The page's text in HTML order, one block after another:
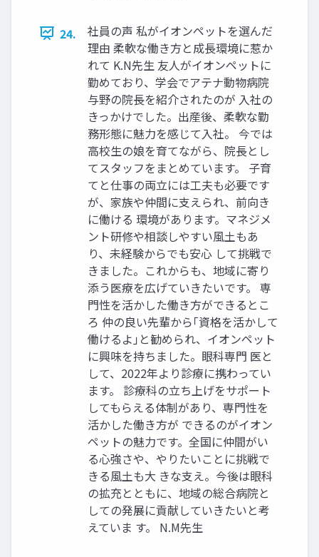
24.
社員の声 私がイオンペットを選んだ
理由 柔軟な働き方と成長環境に惹か
れて K.N先生 友人がイオンペットに
勤めており、学会でアテナ動物病院
与野の院長を紹介されたのが 入社の
きっかけでした。出産後、柔軟な勤
務形態に魅力を感じて入社。 今では
高校生の娘を育てながら、院長とし
てスタッフをまとめています。 子育
てと仕事の両立には工夫も必要です
が、家族や仲間に支えられ、前向き
に働ける 環境があります。マネジメ
ント研修や相談しやすい風土もあ
り、未経験からでも安心 して挑戦で
きました。これからも、地域に寄り
添う医療を広げていきたいです。 専
門性を活かした働き方ができるとこ
ろ 仲の良い先輩から｢資格を活かして
働けるよ｣と勧められ、イオンペット
に興味を持ちました。眼科専門 医と
して、2022年より診療に携わってい
ます。 診療科の立ち上げをサポート
してもらえる体制があり、専門性を
活かした働き方が できるのがイオン
ペットの魅力です。全国に仲間がい
る心強さや、やりたいことに挑戦で
きる風土も大 きな支え。今後は眼科
の拡充とともに、地域の総合病院と
しての発展に貢献していきたいと考
えていま す。 N.M先生